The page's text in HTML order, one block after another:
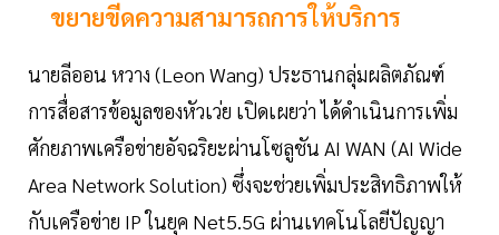
ขยายขีดความสามารถการให้บริการ
นายลีออน หวาง (Leon Wang) ประธานกลุ่มผลิตภัณฑ์
การสื่อสารข้อมูลของหัวเว่ย เปิดเผยว่า ได้ดำเนินการเพิ่ม
ศักยภาพเครือข่ายอัจฉริยะผ่านโซลูชัน AI WAN (AI Wide
Area Network Solution) ซึ่งจะช่วยเพิ่มประสิทธิภาพให้
กับเครือข่าย IP ในยุค Net5.5G ผ่านเทคโนโลยีปัญญา